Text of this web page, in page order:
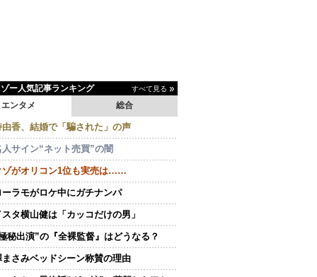
ー人気記事ランキング すべて見る
エンタメ 総合
由香、結婚で「騙された」の声
人サイン“ネット売買”の闇
ゾがオリコン1位も実売は……
ーラモがロケ中にガチナンパ
タ横山健は「カッコだけの男」
秘出演”の『全裸監督』はどうなる？
まさみベッドシーン称賛の理由